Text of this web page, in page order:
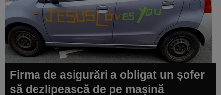
Firma de asigurări a obligat un șofer
să dezlipească de pe mașină